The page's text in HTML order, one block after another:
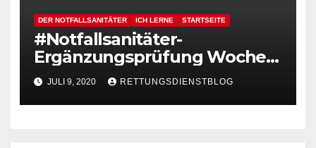
DER NOTFALLSANITÄTER ICH LERNE STARTSEITE
#Notfallsanitäter-
Ergänzungsprüfung Woche 2
Tag 3 /Teil 1
JULI 9, 2020 RETTUNGSDIENSTBLOG